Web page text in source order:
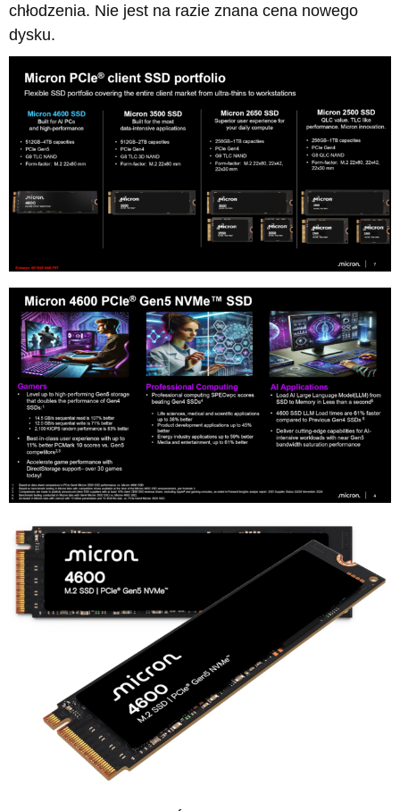
chłodzenia. Nie jest na razie znana cena nowego
dysku.